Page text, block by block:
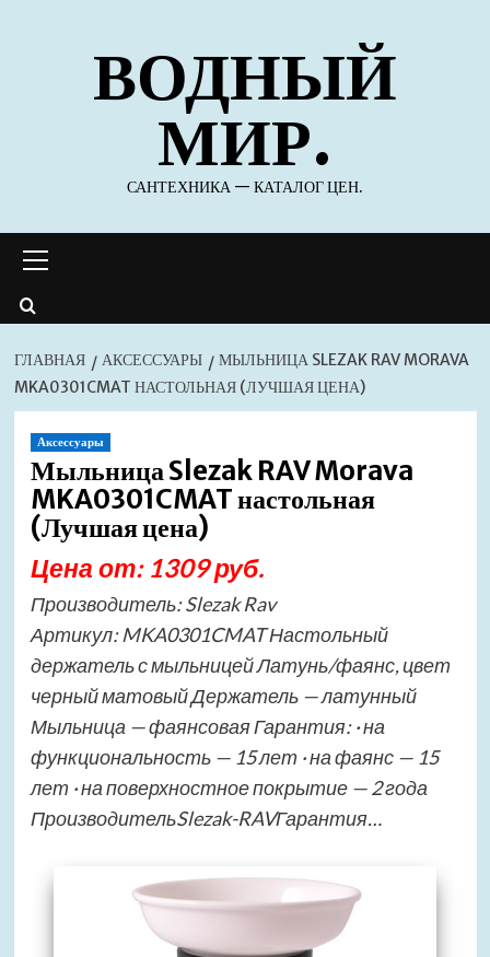
содержимомуВОДНЫЙ
МИР.
САНТЕХНИКА — КАТАЛОГ ЦЕН.
меню
ГЛАВНАЯ АКСЕССУАРЫ
МЫЛЬНИЦА SLEZAK RAV MORAVA
MKA0301CMAT НАСТОЛЬНАЯ (ЛУЧШАЯ ЦЕНА)
Аксессуары
Мыльница Slezak RAV Morava
MKA0301CMAT настольная
(Лучшая цена)
Цена от: 1309 руб.
Производитель: Slezak Rav
Артикул: MKA0301CMAT Настольный
держатель с мыльницей Латунь/фаянс, цвет
черный матовый Держатель — латунный
Мыльница — фаянсовая Гарантия: · на
функциональность — 15 лет · на фаянс — 15
лет · на поверхностное покрытие — 2 года
ПроизводительSlezak-RAVГарантия…